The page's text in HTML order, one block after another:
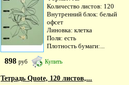
Количество листов: 120
Внутренний блок: белый
офсет
Линовка: клетка
Поля: есть
Плотность бумаги:...
898руб Купить
Тетрадь Quote, 120 листов,...